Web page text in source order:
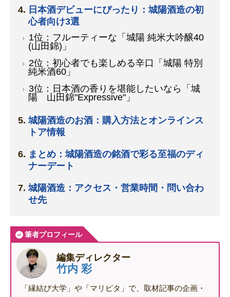
日本酒デビューにぴったり：城陽酒造の初
心者向け3選
1位：フルーティーな「城陽 純米大吟醸40
(山田錦)」
2位：初心者でも楽しめる辛口「城陽 特別
純米酒60」
3位：日本酒の香りを堪能したいなら「城
陽 山田錦"Expressive"」
城陽酒造のお酒：購入方法とオンラインス
トア情報
まとめ：城陽酒造の銘酒で彩る至福のディ
ナーデート
城陽酒造：アクセス・営業時間・問い合わ
せ先
筆者プロフィール
編集ディレクター
竹内 彩
「縁結び大学」や「マリピタ」で、取材記事の企画・